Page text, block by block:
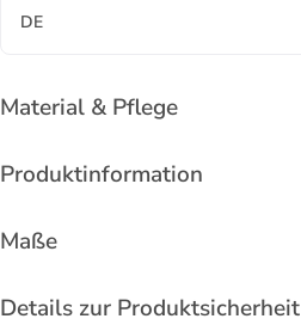
DE
Material & Pflege
Produktinformation
Maße
Details zur Produktsicherheit